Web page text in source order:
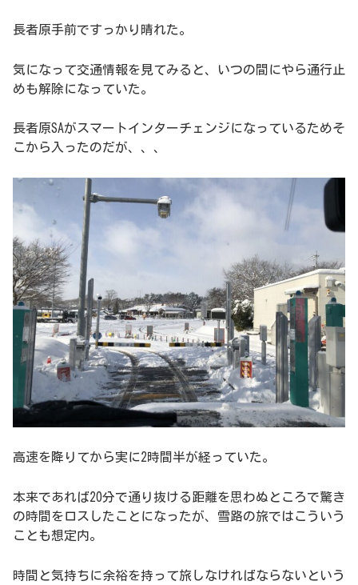
長者原手前ですっかり晴れた。
気になって交通情報を見てみると、いつの間にやら通行止
めも解除になっていた。
長者原SAがスマートインターチェンジになっているためそ
こから入ったのだが、、、
高速を降りてから実に2時間半が経っていた。
本来であれば20分で通り抜ける距離を思わぬところで驚き
の時間をロスしたことになったが、雪路の旅ではこういう
ことも想定内。
時間と気持ちに余裕を持って旅しなければならないという